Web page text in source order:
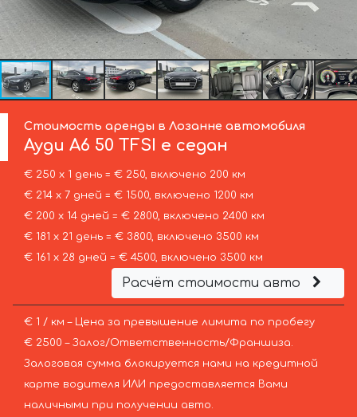
Стоимость аренды в Лозанне автомобиля
Ауди A6 50 TFSI e седан
€ 250 х 1 день = € 250, включено 200 км
€ 214 х 7 дней = € 1500, включено 1200 км
€ 200 х 14 дней = € 2800, включено 2400 км
€ 181 х 21 день = € 3800, включено 3500 км
€ 161 х 28 дней = € 4500, включено 3500 км
Расчёт стоимости авто
€ 1 / км – Цена за превышение лимита по пробегу
€ 2500 – Залог/Ответственность/Франшиза.
Залоговая сумма блокируется нами на кредитной
карте водителя ИЛИ предоставляется Вами
наличными при получении авто.